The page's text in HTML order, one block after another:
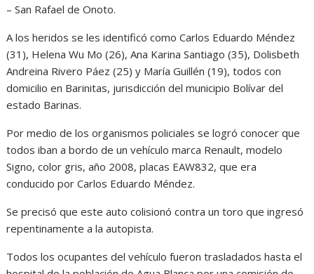
– San Rafael de Onoto.
A los heridos se les identificó como Carlos Eduardo Méndez
(31), Helena Wu Mo (26), Ana Karina Santiago (35), Dolisbeth
Andreina Rivero Páez (25) y María Guillén (19), todos con
domicilio en Barinitas, jurisdicción del municipio Bolívar del
estado Barinas.
Por medio de los organismos policiales se logró conocer que
todos iban a bordo de un vehículo marca Renault, modelo
Signo, color gris, año 2008, placas EAW832, que era
conducido por Carlos Eduardo Méndez.
Se precisó que este auto colisionó contra un toro que ingresó
repentinamente a la autopista.
Todos los ocupantes del vehículo fueron trasladados hasta el